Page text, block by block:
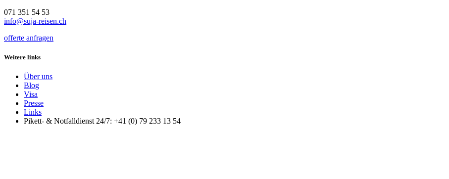
071 351 54 53
info@suja-reisen.ch
offerte anfragen
Weitere links
Über uns
Blog
Visa
Presse
Links
Pikett- & Notfalldienst 24/7: +41 (0) 79 233 13 54